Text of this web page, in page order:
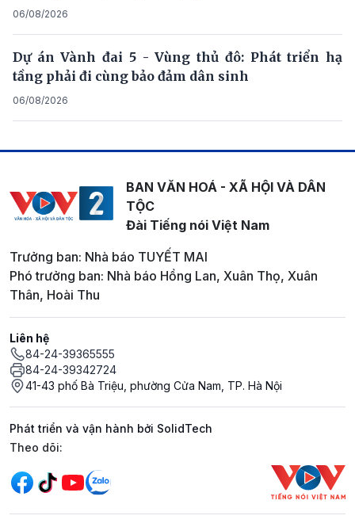
06/08/2026
Dự án Vành đai 5 - Vùng thủ đô: Phát triển hạ
tầng phải đi cùng bảo đảm dân sinh
06/08/2026
BAN VĂN HOÁ - XÃ HỘI VÀ DÂN
TỘC
Đài Tiếng nói Việt Nam
Trưởng ban: Nhà báo TUYẾT MAI
Phó trưởng ban: Nhà báo Hồng Lan, Xuân Thọ, Xuân
Thân, Hoài Thu
Liên hệ
84-24-39365555
84-24-39342724
41-43 phố Bà Triệu, phường Cửa Nam, TP. Hà Nội
Phát triển và vận hành bởi SolidTech
Mạng xã hội
Theo dõi: